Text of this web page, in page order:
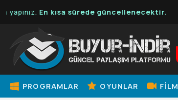
kısa sürede güncellenecektir.
PROGRAMLAR OYUNLAR